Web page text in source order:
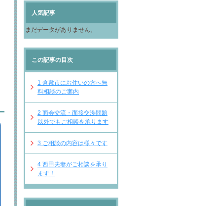
人気記事
まだデータがありません。
この記事の目次
1 倉敷市にお住いの方へ無
料相談のご案内
2 面会交流・面接交渉問題
以外でもご相談を承ります
3 ご相談の内容は様々です
4 西田夫妻がご相談を承り
ます！